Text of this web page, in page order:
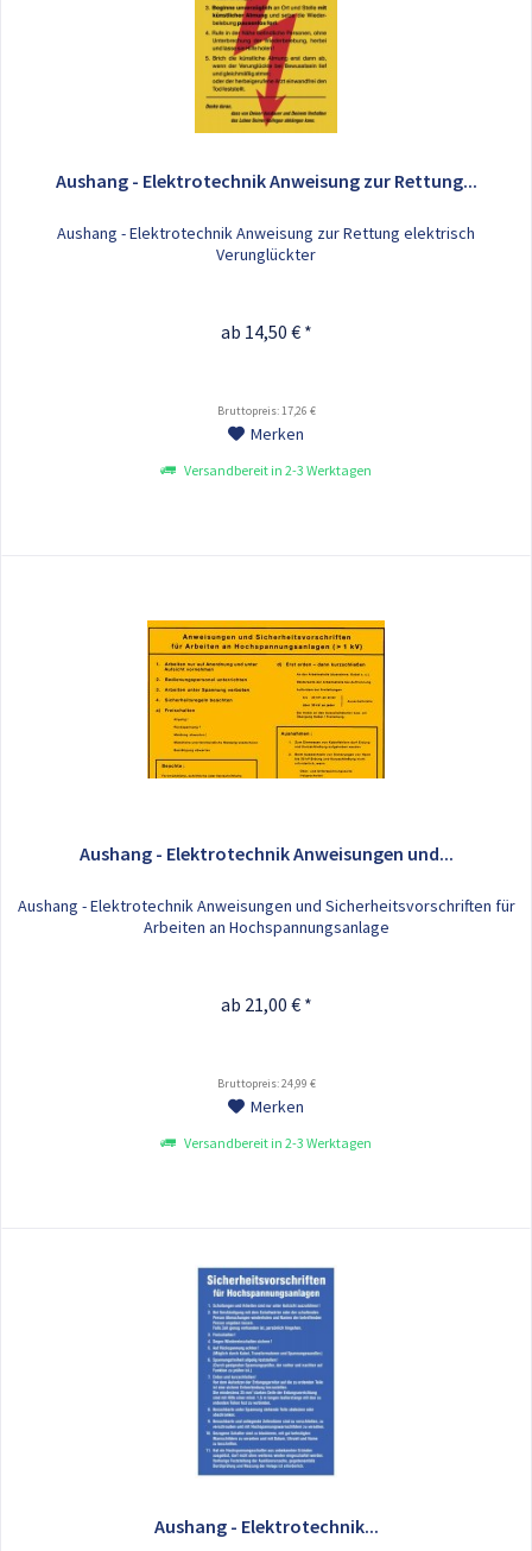
Aushang - Elektrotechnik Anweisung zur Rettung...
Aushang - Elektrotechnik Anweisung zur Rettung elektrisch
Verunglückter
ab 14,50 € *
Bruttopreis: 17,26 €
Merken
Versandbereit in 2-3 Werktagen
Aushang - Elektrotechnik Anweisungen und...
Aushang - Elektrotechnik Anweisungen und Sicherheitsvorschriften für
Arbeiten an Hochspannungsanlage
ab 21,00 € *
Bruttopreis: 24,99 €
Merken
Versandbereit in 2-3 Werktagen
Aushang - Elektrotechnik...